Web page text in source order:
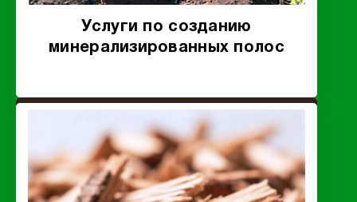
Услуги по созданию
минерализированных полос